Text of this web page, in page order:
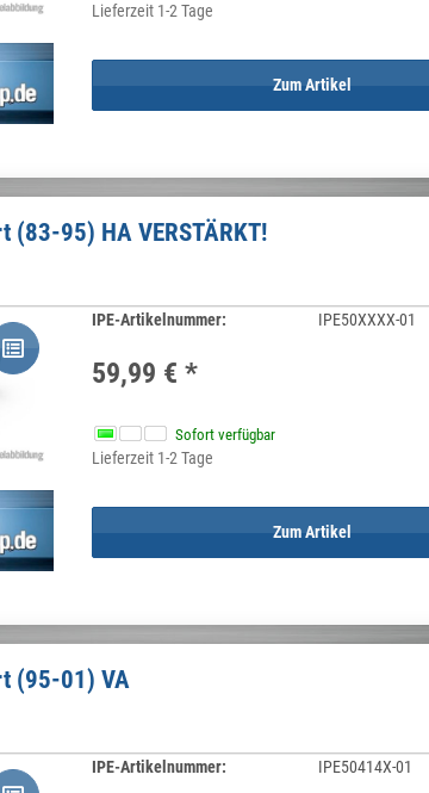
Lieferzeit 1-2 Tage
Zum Artikel
(83-95) HA VERSTÄRKT!
IPE-Artikelnummer: IPE50XXXX-01
59,99 €*
Sofort verfügbar
Lieferzeit 1-2 Tage
Zum Artikel
(95-01) VA
IPE-Artikelnummer: IPE50414X-01